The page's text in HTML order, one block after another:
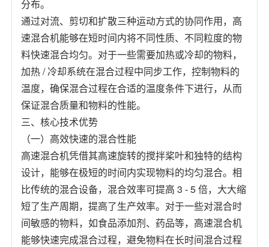
分布。
通过对流、剪切和扩散三种运动方式的协同作用，高
速混合机能够在短时间内将不同性质、不同粒度的物
料快速混合均匀。对于一些需要加热或冷却的物料，
加热 / 冷却系统在混合过程中同步工作，控制物料的
温度，确保混合过程在合适的温度条件下进行，从而
保证混合质量和物料的性能。
三、核心技术优势
（一）高效快速的混合性能
高速混合机凭借其高速旋转的搅拌桨叶和独特的结构
设计，能够在极短的时间内实现物料的均匀混合。相
比传统的混合设备，混合效率可提高 3 - 5 倍，大大缩
短了生产周期，提高了生产效率。对于一些对混合时
间敏感的物料，如食品添加剂、药品等，高速混合机
能够快速完成混合过程，避免物料在长时间混合过程